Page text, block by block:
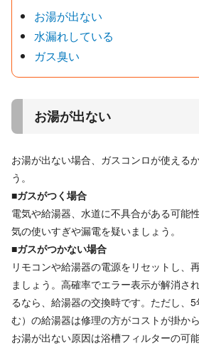
お湯が出ない
水漏れしている
ガス臭い
お湯が出ない
お湯が出ない場合、ガスコンロが使える
う。
■ガスがつく場合
電気や給湯器、水道に不具合がある可能
気の使いすぎや漏電を疑いましょう。
■ガスがつかない場合
リモコンや給湯器の電源をリセットし、
ましょう。高確率でエラー表示が解消さ
るなら、給湯器の交換時です。ただし、
む）の給湯器は修理の方がコストが掛か
お湯が出ない原因は浴槽フィルターの可